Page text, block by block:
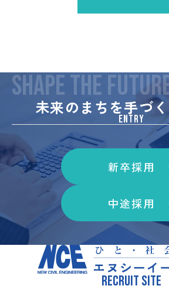
SHAPE THE
未来のまちを手づ
ENTRY
新卒採用
中途採用
RECRUIT SITE